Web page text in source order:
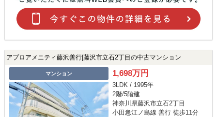
アプロアメニティ藤沢善行|藤沢市立石2丁目の中古マンション
マンション 1,698万円
3LDK / 1995年
2階/5階建
神奈川県藤沢市立石2丁目
小田急江ノ島線 善行 徒歩11分